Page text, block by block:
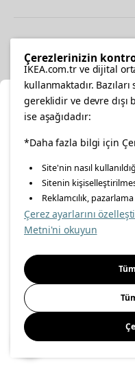
facebooktwitter
linkedin
Enerji Politikası Bilgi
Gıda Güvenliği Politikası
Önemli Bilgilendirme
Kişisel Verilerin Korunması
© Inter IKEA Systems B.V 1999-
Konumunuzu Seçin
İnternetten vereceğiniz
içerikleri görebilmek için
İl seçiniz
Seçiniz
Çerezlerinizin
IKEA.com.tr ve dijital
kullanmaktadır.
gereklidir ve devre dışı
ise aşağıdadır:
*Daha fazla bilgi için
Site'nin nasıl
Sitenin
Reklamcılık,
Çerez ayarlarını
Metni'ni okuyun